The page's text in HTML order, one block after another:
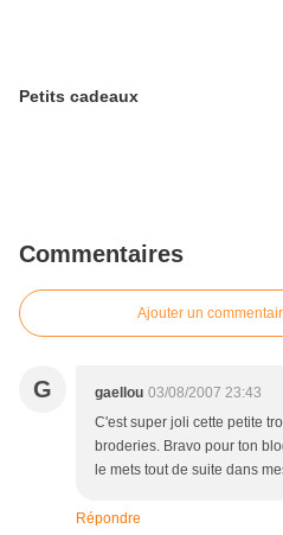
Petits cadeaux
Commentaires
Ajouter un
G gaellou 03/08/2007 23:43
C'est super joli cette petite
broderies. Bravo pour ton
le mets tout de suite dans
Répondre